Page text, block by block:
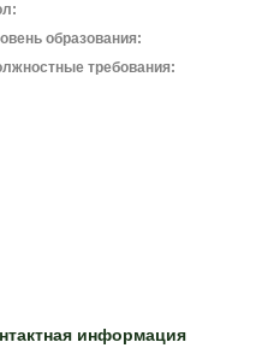
образования:
требования:
информация